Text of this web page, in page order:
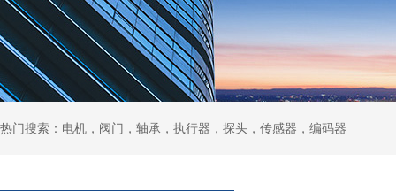
热门搜索：电机，阀门，轴承，执行器，探头，传感器，编码器